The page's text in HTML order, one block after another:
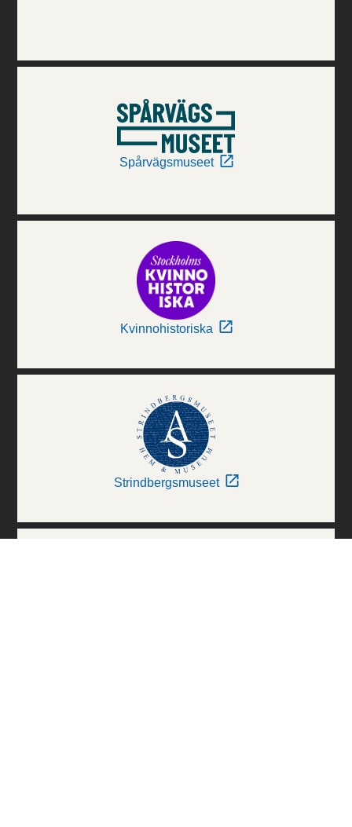
Spårvägsmuseet
Kvinnohistoriska
Strindbergsmuseet